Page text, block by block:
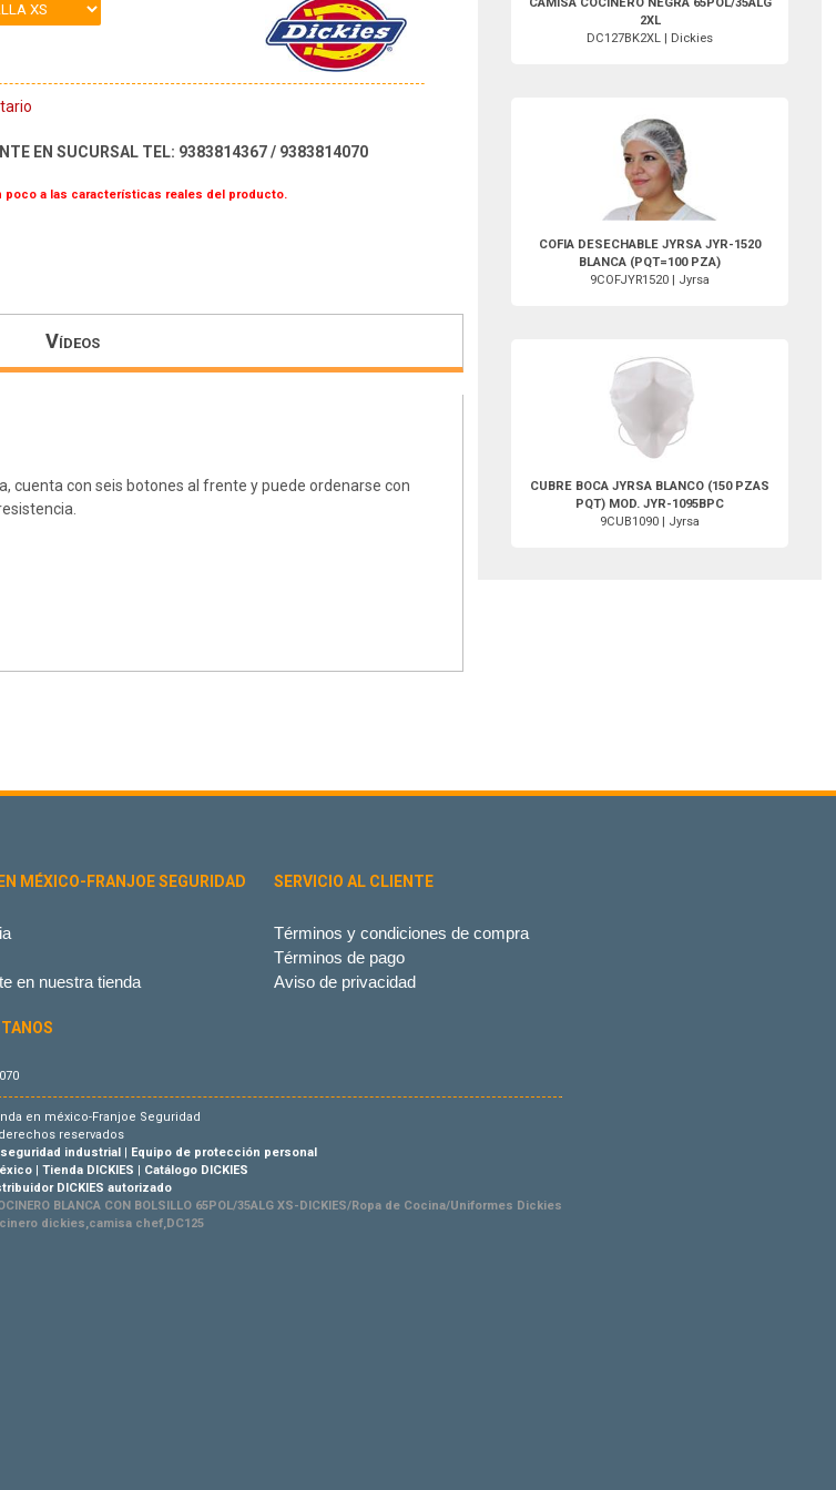
EN SUCURSAL TEL: 9383814367 / 9383814070
poco a las características reales del producto.
Vídeos
cuenta con seis botones al frente y puede ordenarse con
CAMISA COCINERO NEGRA 65POL/35ALG
2XL
DC127BK2XL | Dickies
COFIA DESECHABLE JYRSA JYR-1520
BLANCA (PQT=100 PZA)
9COFJYR1520 | Jyrsa
CUBRE BOCA JYRSA BLANCO (150 PZAS
PQT) MOD. JYR-1095BPC
9CUB1090 | Jyrsa
MÉXICO-FRANJOE SEGURIDAD
en nuestra tienda
SERVICIO AL CLIENTE
Términos y condiciones de compra
Términos de pago
Aviso de privacidad
en méxico-Franjoe Seguridad
reservados
industrial| Equipo de protección personal
| Tienda DICKIES | Catálogo DICKIES
DICKIES autorizado
BLANCA CON BOLSILLO 65POL/35ALG XS-DICKIES/Ropa de Cocina/Uniformes Dickies
dickies,camisa chef,DC125